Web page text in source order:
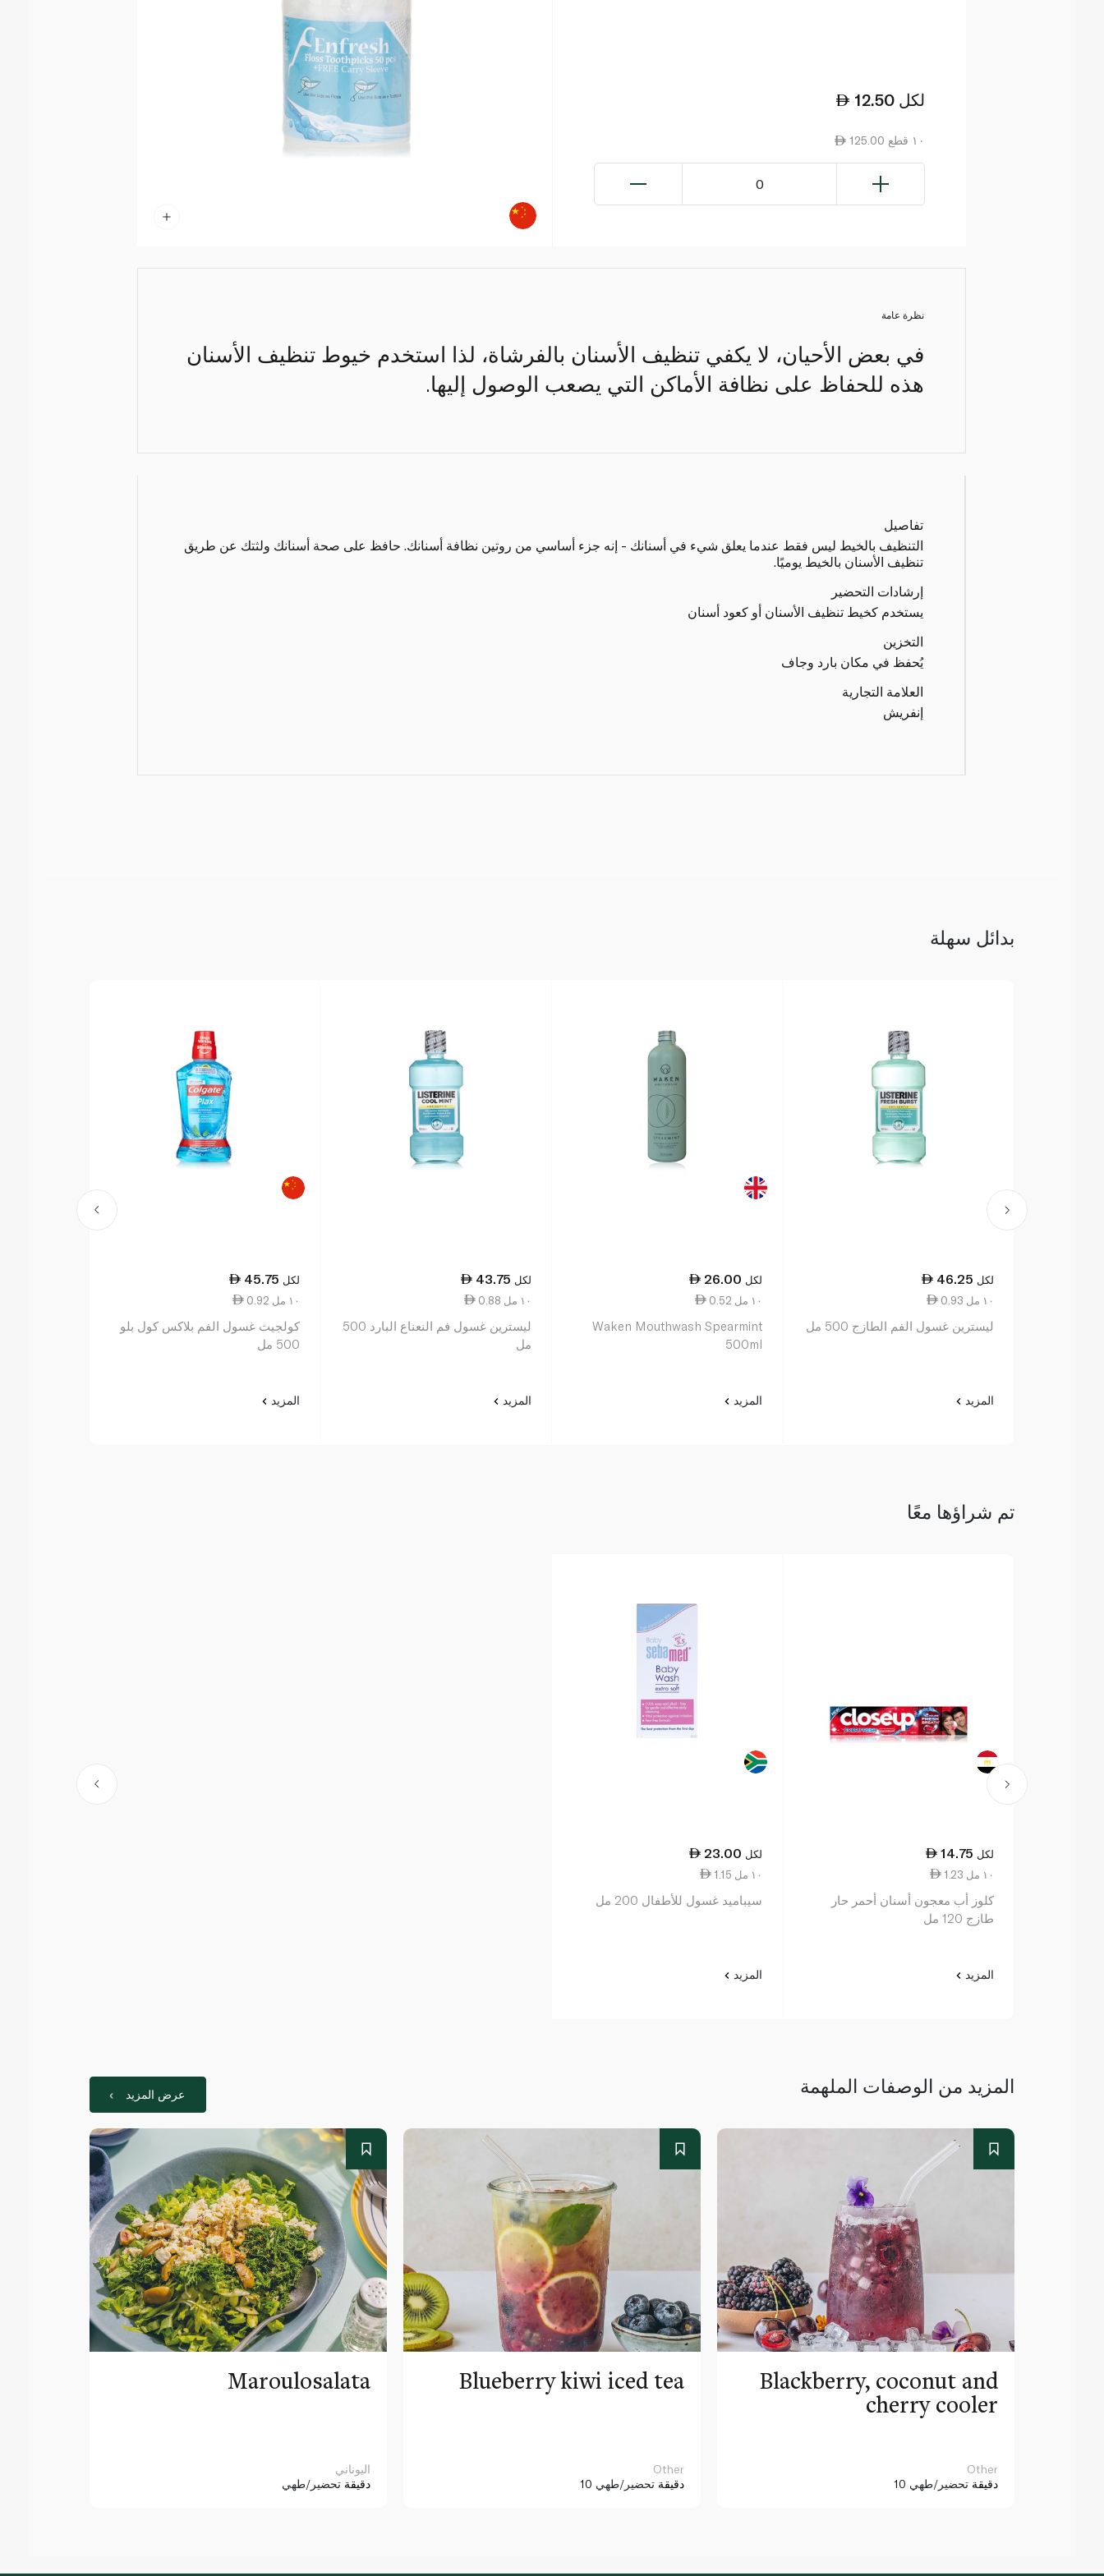
12.50 لكل
125.00 ١٠ قطع
0
نظرة عامة
في بعض الأحيان، لا يكفي تنظيف الأسنان بالفرشاة، لذا استخدم خيوط تنظيف الأسنان
هذه للحفاظ على نظافة الأماكن التي يصعب الوصول إليها.
تفاصيل
التنظيف بالخيط ليس فقط عندما يعلق شيء في أسنانك - إنه جزء أساسي من روتين نظافة أسنانك. حافظ على صحة أسنانك ولثتك عن طريق
تنظيف الأسنان بالخيط يوميًا.
إرشادات التحضير
يستخدم كخيط تنظيف الأسنان أو كعود أسنان
التخزين
يُحفظ في مكان بارد وجاف
العلامة التجارية
إنفريش
بدائل سهلة
46.25 لكل
0.93 ١٠ مل
ليسترين غسول الفم الطازج 500 مل
المزيد
26.00 لكل
0.52 ١٠ مل
Waken Mouthwash Spearmint
500ml
المزيد
43.75 لكل
0.88 ١٠ مل
ليسترين غسول فم النعناع البارد 500
مل
المزيد
45.75 لكل
0.92 ١٠ مل
كولجيت غسول الفم بلاكس كول بلو
500 مل
المزيد
تم شراؤها معًا
14.75 لكل
1.23 ١٠ مل
كلوز أب معجون أسنان أحمر حار
طازج 120 مل
المزيد
23.00 لكل
1.15 ١٠ مل
سيباميد غسول للأطفال 200 مل
المزيد
المزيد من الوصفات الملهمة عرض المزيد
Maroulosalata
اليوناني
دقيقة تحضير/طهي
Blueberry kiwi iced tea
Other
10 دقيقة تحضير/طهي
Blackberry, coconut and
cherry cooler
Other
10 دقيقة تحضير/طهي